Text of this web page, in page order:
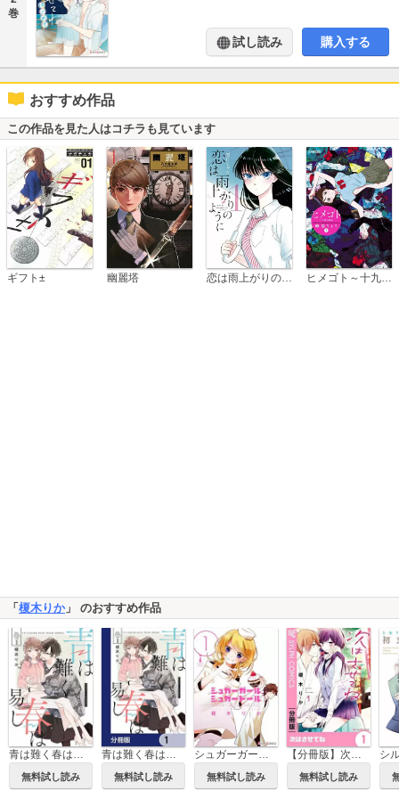
巻
試し読み 購入する
おすすめ作品
この作品を見た人はコチラも見ています
ギフト± 幽麗塔 ヒメゴト～十九歳の制服～
「榎木りか」 のおすすめ作品
青は難く春は易し
無料試し読み
青は難く春は易し【分冊版】
無料試し読み
シュガーガール，シュガードール
無料試し読み
【分冊版】次はさせてね
無料試し読み